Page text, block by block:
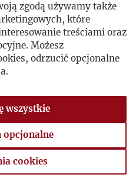
zgodą używamy także
które
treściami oraz
Możesz
odrzucić opcjonalne
wszystkie
opcjonalne
cookies